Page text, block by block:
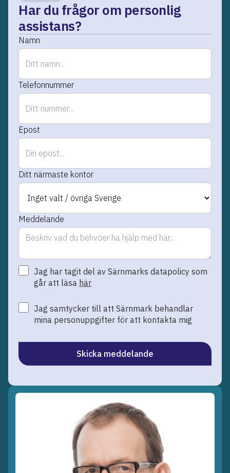
Har du frågor om personlig
assistans?
Namn
Telefonnummer
Epost
Ditt närmaste kontor
Meddelande
Jag har tagit del av Särnmarks datapolicy som
går att läsa här
Jag samtycker till att Särnmark behandlar
mina personuppgifter för att kontakta mig